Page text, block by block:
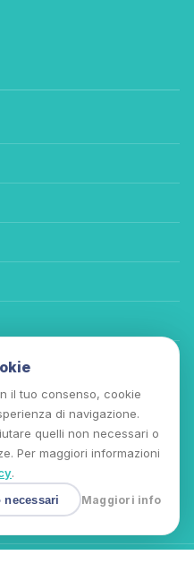
il tuo consenso, cookie
di navigazione.
quelli non necessari o
Per maggiori informazioni
.
necessari Maggiori info